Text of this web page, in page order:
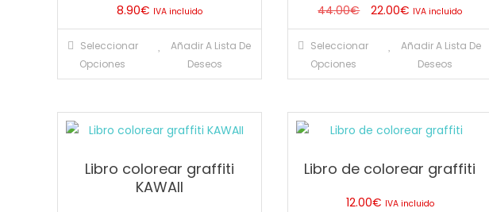
8.90€ IVA incluido
Seleccionar
Opciones
tiene
variantes.
Las
se
Añadir A Lista De
Deseos
44.00€
El
precio
original
22.00€ El
precio
actual
es:
IVA incluido
Seleccionar
Opciones
tiene
variantes.
Las
se
Añadir A Lista De
Deseos
Libro colorear graffiti
KAWAII
Libro de colorear graffiti
12.00€ IVA incluido